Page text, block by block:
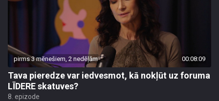
pirms 3 mēnešiem, 2 nedēļām 00:08:09
Tava pieredze var iedvesmot, kā nokļūt uz foruma
LĪDERE skatuves?
8. epizode